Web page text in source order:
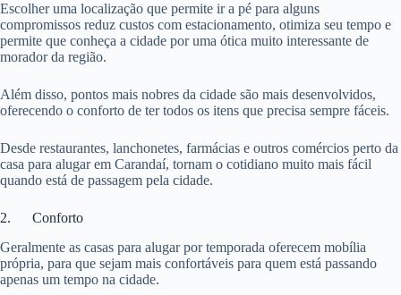
Escolher uma localização que permite ir a pé para alguns
compromissos reduz custos com estacionamento, otimiza seu tempo e
permite que conheça a cidade por uma ótica muito interessante de
morador da região.
Além disso, pontos mais nobres da cidade são mais desenvolvidos,
oferecendo o conforto de ter todos os itens que precisa sempre fáceis.
Desde restaurantes, lanchonetes, farmácias e outros comércios perto da
casa para alugar em Carandaí, tornam o cotidiano muito mais fácil
quando está de passagem pela cidade.
2. Conforto
Geralmente as casas para alugar por temporada oferecem mobília
própria, para que sejam mais confortáveis para quem está passando
apenas um tempo na cidade.